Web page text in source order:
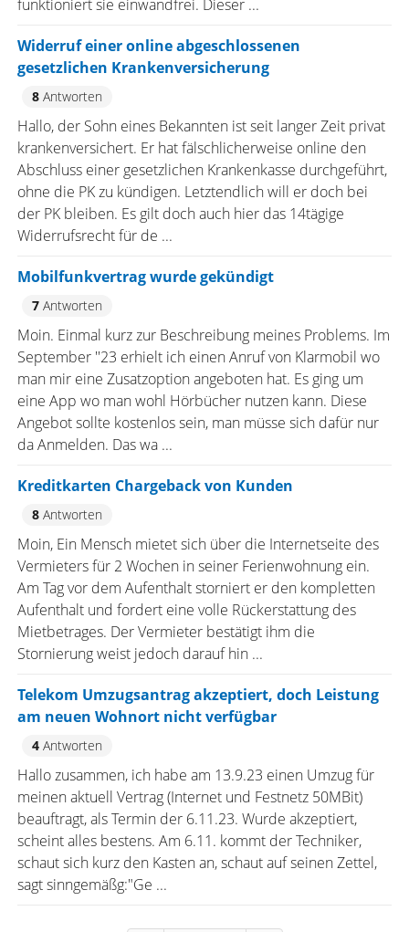
funktioniert sie einwandfrei. Dieser ...
Widerruf einer online abgeschlossenen
gesetzlichen Krankenversicherung
8Antworten
Hallo, der Sohn eines Bekannten ist seit langer Zeit privat
krankenversichert. Er hat fälschlicherweise online den
Abschluss einer gesetzlichen Krankenkasse durchgeführt,
ohne die PK zu kündigen. Letztendlich will er doch bei
der PK bleiben. Es gilt doch auch hier das 14tägige
Widerrufsrecht für de ...
Mobilfunkvertrag wurde gekündigt
7Antworten
Moin. Einmal kurz zur Beschreibung meines Problems. Im
September ''23 erhielt ich einen Anruf von Klarmobil wo
man mir eine Zusatzoption angeboten hat. Es ging um
eine App wo man wohl Hörbücher nutzen kann. Diese
Angebot sollte kostenlos sein, man müsse sich dafür nur
da Anmelden. Das wa ...
Kreditkarten Chargeback von Kunden
8Antworten
Moin, Ein Mensch mietet sich über die Internetseite des
Vermieters für 2 Wochen in seiner Ferienwohnung ein.
Am Tag vor dem Aufenthalt storniert er den kompletten
Aufenthalt und fordert eine volle Rückerstattung des
Mietbetrages. Der Vermieter bestätigt ihm die
Stornierung weist jedoch darauf hin ...
Telekom Umzugsantrag akzeptiert, doch Leistung
am neuen Wohnort nicht verfügbar
4Antworten
Hallo zusammen, ich habe am 13.9.23 einen Umzug für
meinen aktuell Vertrag (Internet und Festnetz 50MBit)
beauftragt, als Termin der 6.11.23. Wurde akzeptiert,
scheint alles bestens. Am 6.11. kommt der Techniker,
schaut sich kurz den Kasten an, schaut auf seinen Zettel,
sagt sinngemäßg:"Ge ...